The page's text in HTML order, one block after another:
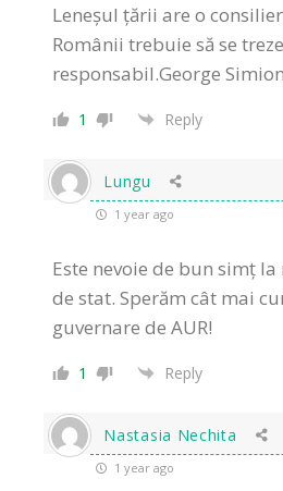
Leneșul țării are o
Românii trebuie să se
responsabil.George
1 Reply
Lungu
1 year ago
Este nevoie de bun simț
de stat. Sperăm cât mai
guvernare de AUR!
1 Reply
Nastasia Nechita
1 year ago